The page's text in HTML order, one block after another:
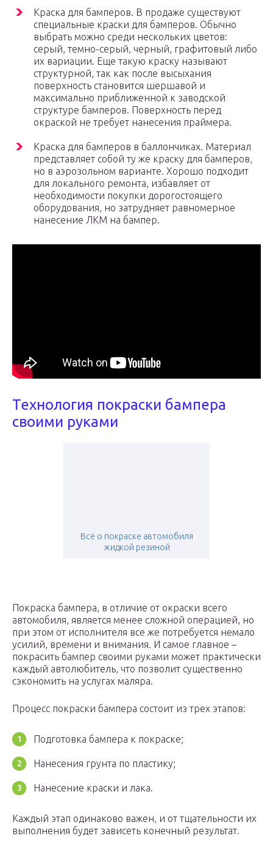
Краска для бамперов. В продаже существуют
специальные краски для бамперов. Обычно
выбрать можно среди нескольких цветов:
серый, темно-серый, черный, графитовый либо
их вариации. Еще такую краску называют
структурной, так как после высыхания
поверхность становится шершавой и
максимально приближенной к заводской
структуре бамперов. Поверхность перед
окраской не требует нанесения праймера.
Краска для бамперов в баллончиках. Материал
представляет собой ту же краску для бамперов,
но в аэрозольном варианте. Хорошо подходит
для локального ремонта, избавляет от
необходимости покупки дорогостоящего
оборудования, но затрудняет равномерное
нанесение ЛКМ на бампер.
Технология покраски бампера
своими руками
Всё о покраске автомобиля
жидкой резиной
Покраска бампера, в отличие от окраски всего
автомобиля, является менее сложной операцией, но
при этом от исполнителя все же потребуется немало
усилий, времени и внимания. И самое главное –
покрасить бампер своими руками может практически
каждый автолюбитель, что позволит существенно
сэкономить на услугах маляра.
Процесс покраски бампера состоит из трех этапов:
Подготовка бампера к покраске;
Нанесения грунта по пластику;
Нанесение краски и лака.
Каждый этап одинаково важен, и от тщательности их
выполнения будет зависеть конечный результат.